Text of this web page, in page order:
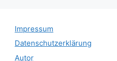
Impressum
Datenschutzerklärung
Autor